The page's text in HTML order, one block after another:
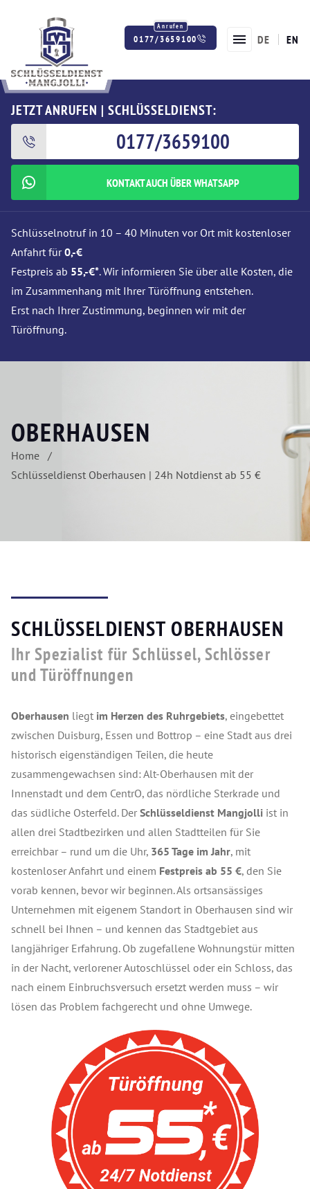
0177/3659100 DE EN
JETZT ANRUFEN | SCHLÜSSELDIENST:
0177/3659100
KONTAKT AUCH ÜBER WHATSAPP
Schlüsselnotruf in 10 – 40 Minuten vor Ort mit kostenloser
Anfahrt für0,-€
Festpreis ab 55,-€*. Wir informieren Sie über alle Kosten, die
im Zusammenhang mit Ihrer Türöffnung entstehen.
Erst nach Ihrer Zustimmung, beginnen wir mit der
Türöffnung.
OBERHAUSEN
Home
Schlüsseldienst Oberhausen | 24h Notdienst ab 55 €
SCHLÜSSELDIENST OBERHAUSEN
Ihr Spezialist für Schlüssel, Schlösser
und Türöffnungen
Oberhausen liegt im Herzen des Ruhrgebiets, eingebettet
zwischen Duisburg, Essen und Bottrop – eine Stadt aus drei
historisch eigenständigen Teilen, die heute
zusammengewachsen sind: Alt-Oberhausen mit der
Innenstadt und dem CentrO, das nördliche Sterkrade und
das südliche Osterfeld. Der Schlüsseldienst Mangjolli ist in
allen drei Stadtbezirken und allen Stadtteilen für Sie
erreichbar – rund um die Uhr, 365 Tage im Jahr, mit
kostenloser Anfahrt und einem Festpreis ab 55 €, den Sie
vorab kennen, bevor wir beginnen. Als ortsansässiges
Unternehmen mit eigenem Standort in Oberhausen sind wir
schnell bei Ihnen – und kennen das Stadtgebiet aus
langjähriger Erfahrung. Ob zugefallene Wohnungstür mitten
in der Nacht, verlorener Autoschlüssel oder ein Schloss, das
nach einem Einbruchsversuch ersetzt werden muss – wir
lösen das Problem fachgerecht und ohne Umwege.